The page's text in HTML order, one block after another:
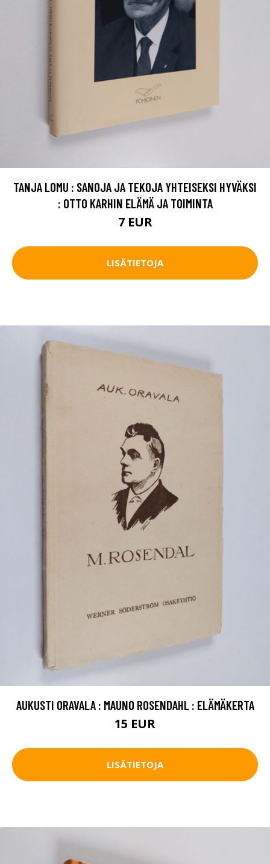
TANJA LOMU : SANOJA JA TEKOJA YHTEISEKSI HYVÄKSI
: OTTO KARHIN ELÄMÄ JA TOIMINTA
7 EUR
LISÄTIETOJA
AUKUSTI ORAVALA : MAUNO ROSENDAHL : ELÄMÄKERTA
15 EUR
LISÄTIETOJA